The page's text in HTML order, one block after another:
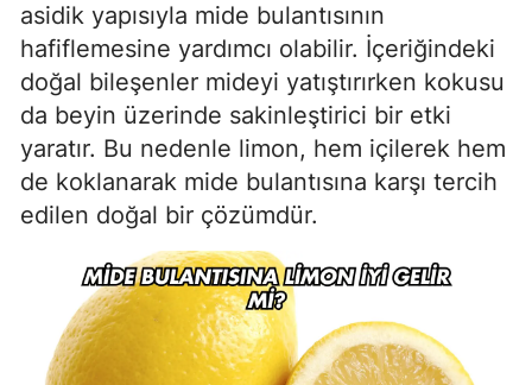
asidik yapısıyla mide bulantısının
hafiflemesine yardımcı olabilir. İçeriğindeki
doğal bileşenler mideyi yatıştırırken kokusu
da beyin üzerinde sakinleştirici bir etki
yaratır. Bu nedenle limon, hem içilerek hem
de koklanarak mide bulantısına karşı tercih
edilen doğal bir çözümdür.